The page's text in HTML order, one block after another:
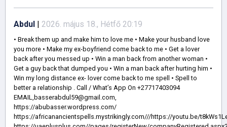
Abdul | 2026. május 18., Hétfő 20:19
• Break them up and make him to love me • Make your husband love
you more • Make my ex-boyfriend come back to me • Get a lover
back after you messed up • Win a man back from another woman •
Get a guy back that dumped you • Win a man back after hurting him •
Win my long distance ex- lover come back to me spell • Spell to
better a relationship . Call / What’s App On +27717403094
EMAIL,basserabdul59@gmail.com,
https://abubasser.wordpress.com/
https://africanancientspells.mystrikingly.com///https://youtu.be/